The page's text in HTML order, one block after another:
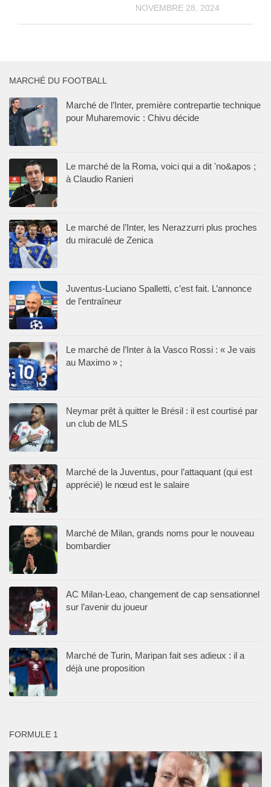
NOVEMBRE 28, 2024
MARCHÉ DU FOOTBALL
Marché de l’Inter, première contrepartie technique
pour Muharemovic : Chivu décide
Le marché de la Roma, voici qui a dit 'no&apos ;
à Claudio Ranieri
Le marché de l’Inter, les Nerazzurri plus proches
du miraculé de Zenica
Juventus-Luciano Spalletti, c’est fait. L’annonce
de l’entraîneur
Le marché de l’Inter à la Vasco Rossi : « Je vais
au Maximo » ;
Neymar prêt à quitter le Brésil : il est courtisé par
un club de MLS
Marché de la Juventus, pour l’attaquant (qui est
apprécié) le nœud est le salaire
Marché de Milan, grands noms pour le nouveau
bombardier
AC Milan-Leao, changement de cap sensationnel
sur l’avenir du joueur
Marché de Turin, Maripan fait ses adieux : il a
déjà une proposition
FORMULE 1